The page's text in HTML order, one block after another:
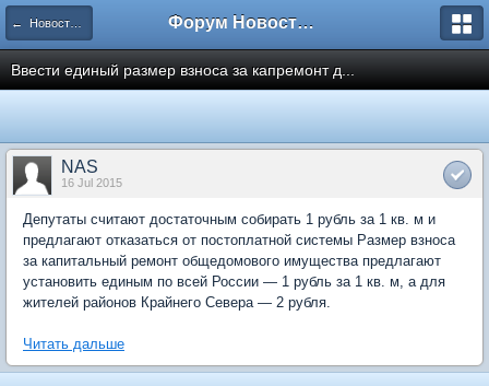
← Новости рынка недвижимости Форум Новостройки
Ввести единый размер взноса за капремонт д...
NAS
16 Jul 2015
Депутаты считают достаточным собирать 1 рубль за 1 кв. м и
предлагают отказаться от постоплатной системы Размер взноса
за капитальный ремонт общедомового имущества предлагают
установить единым по всей России — 1 рубль за 1 кв. м, а для
жителей районов Крайнего Севера — 2 рубля.
Читать дальше